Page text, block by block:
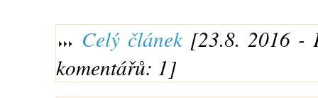
Celý článek[23.8. 2016 -
komentářů: 1]